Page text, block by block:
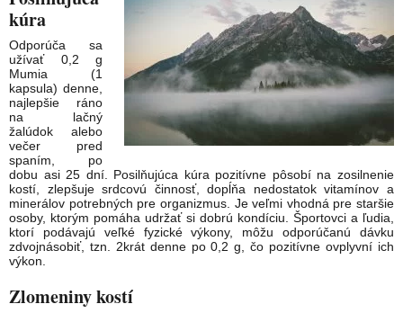
kúra
Odporúča sa
užívať 0,2 g
Mumia (1
kapsula) denne,
najlepšie ráno
na lačný
žalúdok alebo
večer pred
spaním, po
dobu asi 25 dní. Posilňujúca kúra pozitívne pôsobí na zosilnenie
kostí, zlepšuje srdcovú činnosť, dopĺňa nedostatok vitamínov a
minerálov potrebných pre organizmus. Je veľmi vhodná pre staršie
osoby, ktorým pomáha udržať si dobrú kondíciu. Športovci a ľudia,
ktorí podávajú veľké fyzické výkony, môžu odporúčanú dávku
zdvojnásobiť, tzn. 2krát denne po 0,2 g, čo pozitívne ovplyvní ich
výkon.
Zlomeniny kostí